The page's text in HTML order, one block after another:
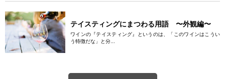
テイスティングにまつわる用語 〜外観編〜
ワインの『テイスティング』というのは、「このワインはこうい
う特徴だな」と分...